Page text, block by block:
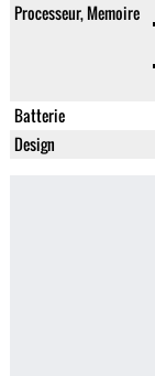
Processeur, Memoire
Batterie
Design